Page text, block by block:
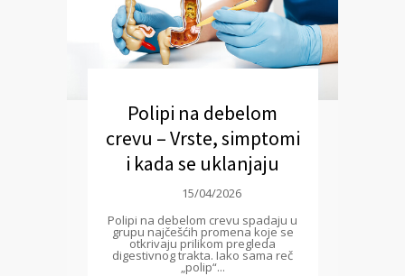
Polipi na debelom
crevu – Vrste, simptomi
i kada se uklanjaju
15/04/2026
Polipi na debelom crevu spadaju u
grupu najčešćih promena koje se
otkrivaju prilikom pregleda
digestivnog trakta. Iako sama reč
„polip“...